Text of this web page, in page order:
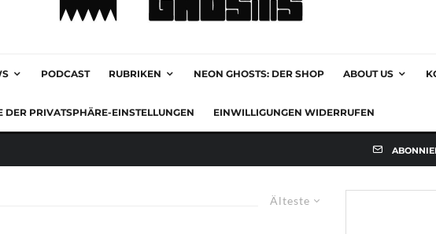
PODCAST RUBRIKEN NEON GHOSTS: DER SHOP ABOUT US
DER PRIVATSPHÄRE-EINSTELLUNGEN EINWILLIGUNGEN WIDERRUFEN
Älteste